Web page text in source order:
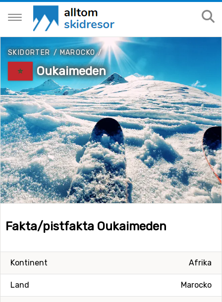
SKIDORTER /MAROCKO/
Oukaimeden
Fakta/pistfakta Oukaimeden
Afrika
Kontinent
Marocko
Land